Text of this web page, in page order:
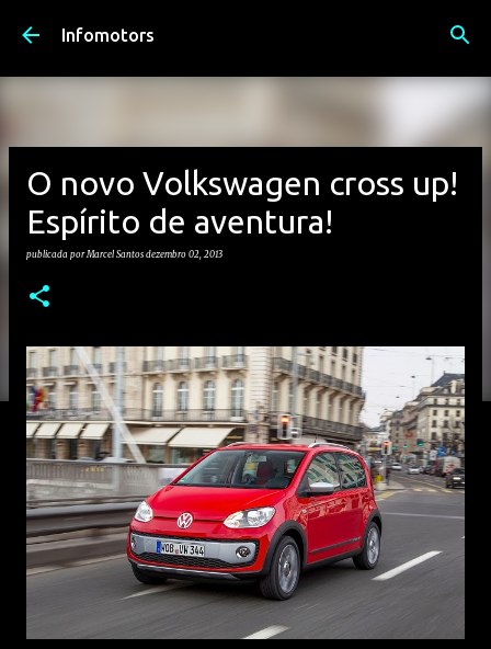
Avançar para o conteúdo principal
Infomotors
O novo Volkswagen cross up!
Espírito de aventura!
publicada porMarcel Santos dezembro 02, 2013